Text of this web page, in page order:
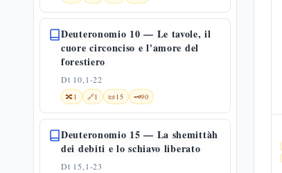
Deuteronomio 10 — Le tavole, il
cuore circonciso e l'amore del
forestiero
Dt 10,1-22
🔀1 🔗1 📜15 🗝️90
Deuteronomio 15 — La shemittàh
dei debiti e lo schiavo liberato
Dt 15,1-23